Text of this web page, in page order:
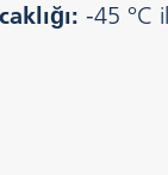
-45 °C